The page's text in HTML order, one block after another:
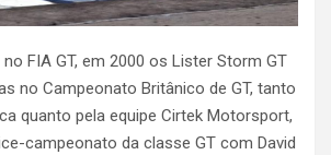
FIA GT, em 2000 os Lister Storm GT
no Campeonato Britânico de GT, tanto
quanto pela equipe Cirtek Motorsport,
campeonato da classe GT com David